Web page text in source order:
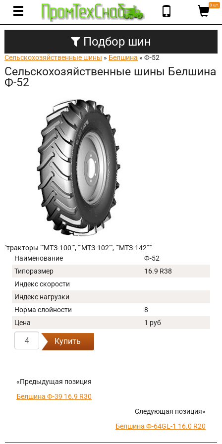
0 шт.
Подбор шин
Сельскохозяйственные шины » Белшина » Ф-52
Сельскохозяйственные шины Белшина
Ф-52
"тракторы ""МТЗ-100"", ""МТЗ-102"", ""МТЗ-142"""
Наименование
Ф-52
Типоразмер
16.9 R38
Индекс скорости
Индекс нагрузки
Норма слойности
8
Цена
1 руб
Купить
«Предыдущая позиция
Белшина Ф-39 16.9 R30
Следующая позиция»
Белшина Ф-64GL-1 16.0 R20